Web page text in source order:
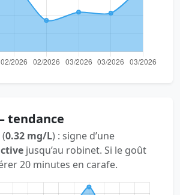
tendance
0.32 mg/L) : signe d’une
jusqu’au robinet. Si le goût
20 minutes en carafe.